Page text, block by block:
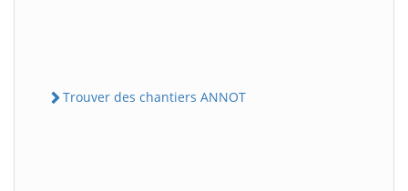
Trouver des chantiers ANNOT